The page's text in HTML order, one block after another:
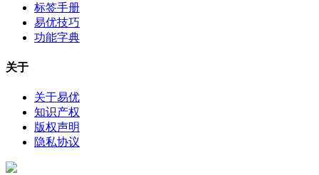
标签手册
易优技巧
功能字典
关于
关于易优
知识产权
版权声明
隐私协议